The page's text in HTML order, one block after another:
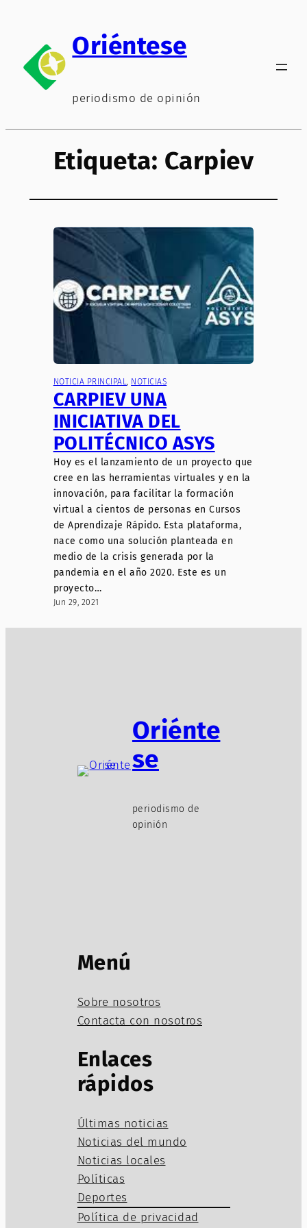
contenido
Oriéntese
periodismo de opinión
Etiqueta: Carpiev
NOTICIA PRINCIPAL, NOTICIAS
CARPIEV UNA
INICIATIVA DEL
POLITÉCNICO ASYS
Hoy es el lanzamiento de un proyecto que
cree en las herramientas virtuales y en la
innovación, para facilitar la formación
virtual a cientos de personas en Cursos
de Aprendizaje Rápido. Esta plataforma,
nace como una solución planteada en
medio de la crisis generada por la
pandemia en el año 2020. Este es un
proyecto…
Jun 29, 2021
Oriénte
se
periodismo de
opinión
Menú
Sobre nosotros
Contacta con nosotros
Enlaces
rápidos
Últimas noticias
Noticias del mundo
Noticias locales
Políticas
Deportes
Política de privacidad